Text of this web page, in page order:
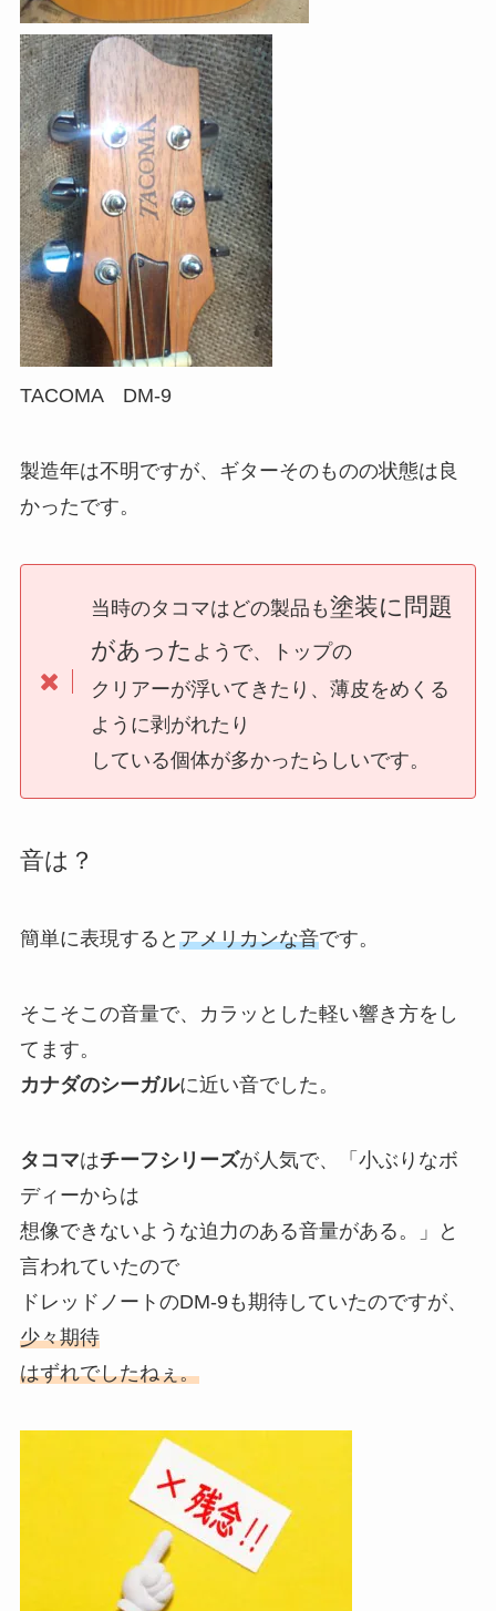
TACOMA DM-9
製造年は不明ですが、ギターそのものの状態は良
かったです。
当時のタコマはどの製品も塗装に問題
があった ようで、トップの
クリアーが浮いてきたり、薄皮をめくる
ように剥がれたり
している個体が多かったらしいです。
音は？
簡単に表現すると アメリカンな音です。
そこそこの音量で、カラッとした軽い響き方をし
てます。
カナダのシーガルに近い音でした。
タコマはチーフシリーズが人気で、「小ぶりなボ
ディーからは
想像できないような迫力のある音量がある。」と
言われていたので
ドレッドノートのDM-9も期待していたのですが、
少々期待
はずれでしたねぇ。